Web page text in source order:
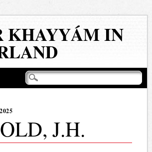
KHAYYÁM IN
J.H.